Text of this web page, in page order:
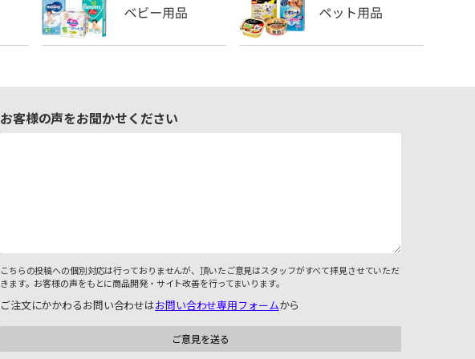
お客様の声をお聞かせください
こちらの投稿への個別対応は行っておりませんが、頂いたご意見はスタッフがすべて拝見させていただ
きます。お客様の声をもとに商品開発・サイト改善を行ってまいります。
ご注文にかかわるお問い合わせはお問い合わせ専用フォームから